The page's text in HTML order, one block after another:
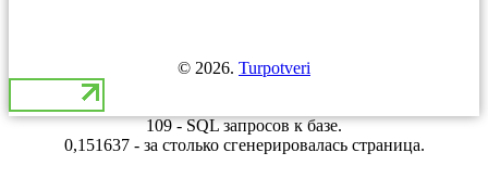
© 2026. Turpotveri
109 - SQL запросов к базе.
0,151637 - за столько сгенерировалась страница.